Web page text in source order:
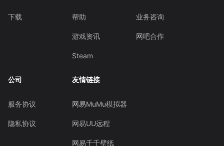
下载 帮助
游戏资讯
Steam
业务咨询
网吧合作
公司
服务协议
隐私协议
友情链接
网易MuMu模拟器
网易UU远程
网易千千壁纸